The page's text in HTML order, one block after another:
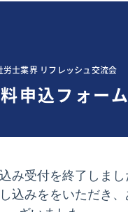
労士業界 リフレッシュ交流会
申込フォーム